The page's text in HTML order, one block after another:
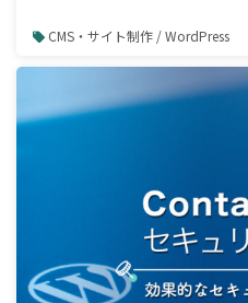
CMS・サイト制作 / WordPress